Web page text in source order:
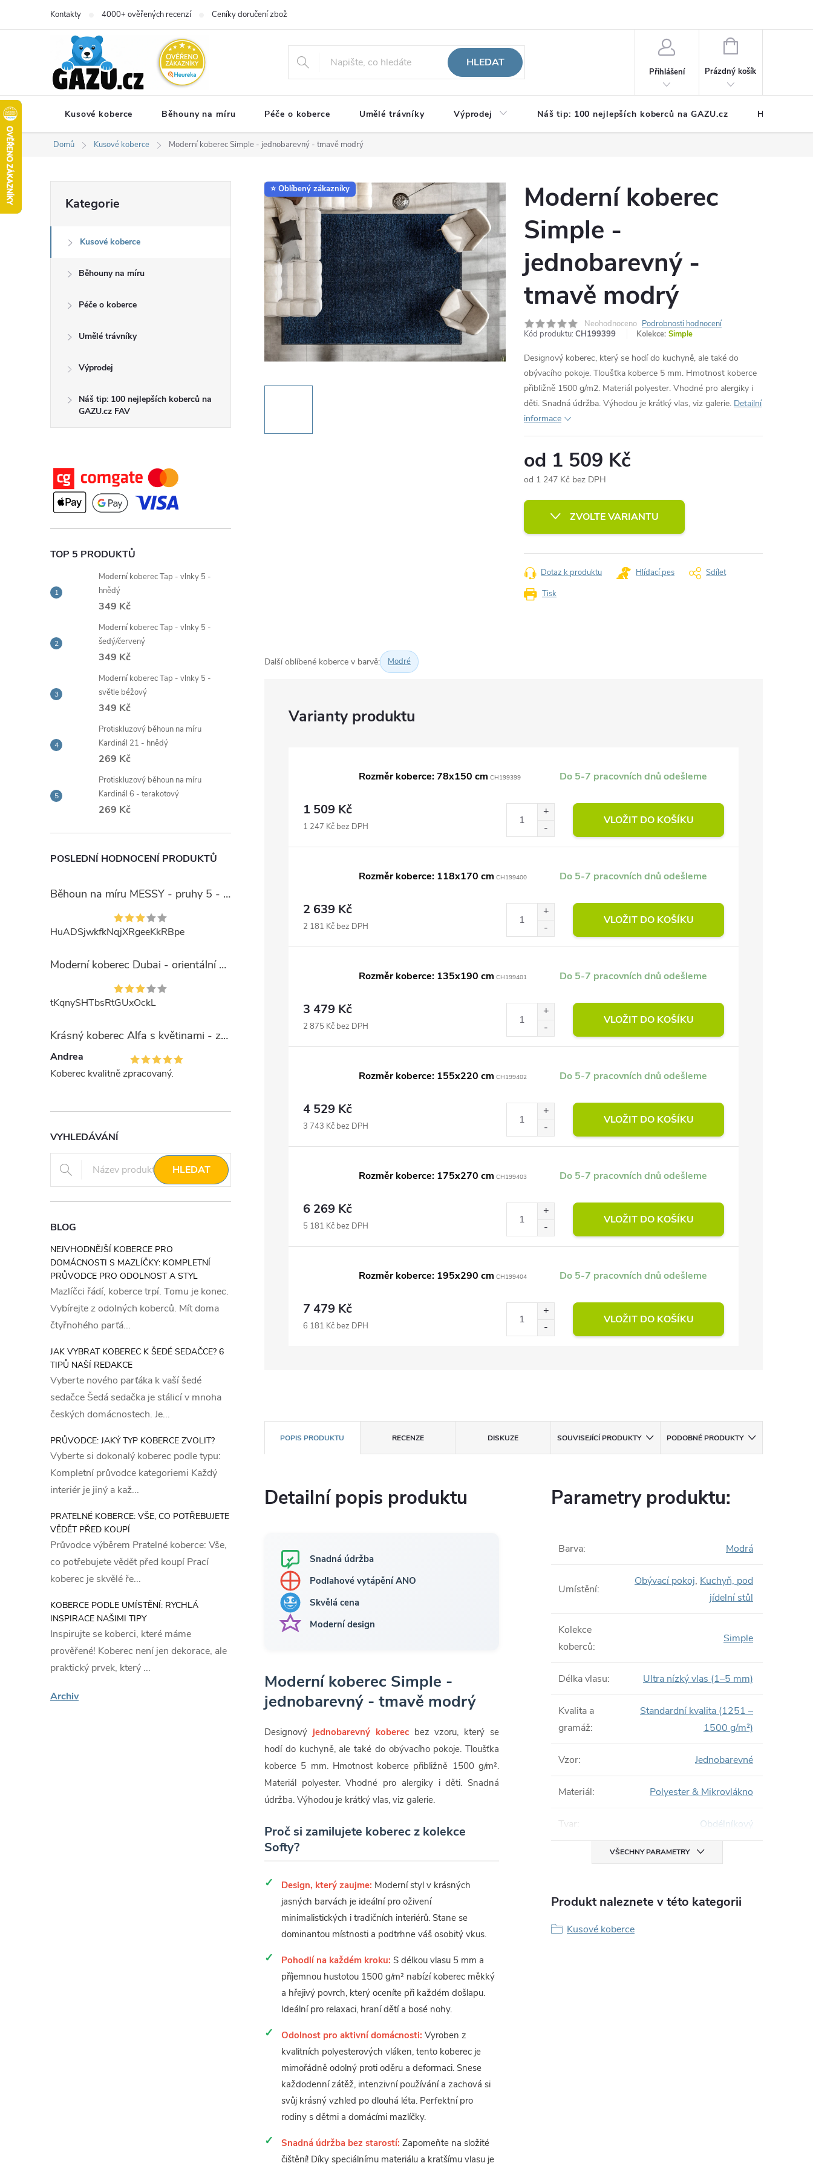
Kontakty 4000+ ověřených recenzí Ceníky doručení zboží
HLEDAT
Přihlášení
NÁKUPNÍ
Prázdný košík
Kusové koberce Běhouny na míru Péče o koberce Umělé trávníky Výprodej Náš tip: 100 nejlepších koberců na GAZU.cz Hodnocení
Domů Kusové koberce Moderní koberec Simple - jednobarevný - tmavě modrý
o
s
í
p
a
n
e
l
kategorie
Kategorie
Kusové koberce
Běhouny na míru
Péče o koberce
Umělé trávníky
Výprodej
Náš tip: 100 nejlepších koberců na
GAZU.cz FAV
TOP 5 PRODUKTŮ
Moderní koberec Tap - vlnky 5 -
hnědý
349 Kč
Moderní koberec Tap - vlnky 5 -
šedý/červený
349 Kč
Moderní koberec Tap - vlnky 5 -
světle béžový
349 Kč
Protiskluzový běhoun na míru
Kardinál 21 - hnědý
269 Kč
Protiskluzový běhoun na míru
Kardinál 6 - terakotový
269 Kč
POSLEDNÍ HODNOCENÍ PRODUKTŮ
Běhoun na míru MESSY - pruhy 5 - béžový
HuADSjwkfkNqjXRgeeKkRBpe
Moderní koberec Dubai - orientální 6 - červený
tKqnySHTbsRtGUxOckL
Krásný koberec Alfa s květinami - zelený
Andrea
Koberec kvalitně zpracovaný.
VYHLEDÁVÁNÍ
HLEDAT
BLOG
NEJVHODNĚJŠÍ KOBERCE PRO
DOMÁCNOSTI S MAZLÍČKY: KOMPLETNÍ
PRŮVODCE PRO ODOLNOST A STYL
Mazlíčci řádí, koberce trpí. Tomu je konec.
Vybírejte z odolných koberců. Mít doma
čtyřnohého parťá...
JAK VYBRAT KOBEREC K ŠEDÉ SEDAČCE? 6
TIPŮ NAŠÍ REDAKCE
Vyberte nového parťáka k vaší šedé
sedačce Šedá sedačka je stálicí v mnoha
českých domácnostech. Je...
PRŮVODCE: JAKÝ TYP KOBERCE ZVOLIT?
Vyberte si dokonalý koberec podle typu:
Kompletní průvodce kategoriemi Každý
interiér je jiný a kaž...
PRATELNÉ KOBERCE: VŠE, CO POTŘEBUJETE
VĚDĚT PŘED KOUPÍ
Průvodce výběrem Pratelné koberce: Vše,
co potřebujete vědět před koupí Prací
koberec je skvělé ře...
KOBERCE PODLE UMÍSTĚNÍ: RYCHLÁ
INSPIRACE NAŠIMI TIPY
Inspirujte se koberci, které máme
prověřené! Koberec není jen dekorace, ale
praktický prvek, který ...
Archiv
⭐ Oblíbený zákazníky
Moderní koberec
Simple -
jednobarevný -
tmavě modrý
Neohodnoceno Podrobnosti hodnocení
Kód produktu: CH199399 Kolekce: Simple
Designový koberec, který se hodí do kuchyně, ale také do
obývacího pokoje. Tloušťka koberce 5 mm. Hmotnost koberce
přibližně 1500 g/m2. Materiál polyester. Vhodné pro alergiky i
děti. Snadná údržba. Výhodou je krátký vlas, viz galerie. Detailní
informace
od 1 509 Kč
od 1 247 Kč bez DPH
cena:
ZVOLTE VARIANTU
Tisk
Dotaz k produktu Hlídací pes Sdílet
Další oblíbené koberce v barvě: Modré
Rozměr koberce: 78x150 cm CH199399 Do 5-7 pracovních dnů odešleme
1 509 Kč
1 247 Kč bez DPH VLOŽIT DO KOŠÍKU
Rozměr koberce: 118x170 cm CH199400 Do 5-7 pracovních dnů odešleme
2 639 Kč
2 181 Kč bez DPH VLOŽIT DO KOŠÍKU
Rozměr koberce: 135x190 cm CH199401 Do 5-7 pracovních dnů odešleme
3 479 Kč
2 875 Kč bez DPH VLOŽIT DO KOŠÍKU
Rozměr koberce: 155x220 cm CH199402 Do 5-7 pracovních dnů odešleme
4 529 Kč
3 743 Kč bez DPH VLOŽIT DO KOŠÍKU
Rozměr koberce: 175x270 cm CH199403 Do 5-7 pracovních dnů odešleme
6 269 Kč
5 181 Kč bez DPH VLOŽIT DO KOŠÍKU
Rozměr koberce: 195x290 cm CH199404 Do 5-7 pracovních dnů odešleme
7 479 Kč
6 181 Kč bez DPH VLOŽIT DO KOŠÍKU
POPIS PRODUKTU RECENZE DISKUZE SOUVISEJÍCÍ PRODUKTY PODOBNÉ PRODUKTY
Detailní popis produktu
Snadná údržba
Podlahové vytápění ANO
Skvělá cena
Moderní design
Moderní koberec Simple -
jednobarevný - tmavě modrý
Designový jednobarevný koberecbez vzoru, který se
hodí do kuchyně, ale také do obývacího pokoje. Tloušťka
koberce 5 mm. Hmotnost koberce přibližně 1500 g/m².
Materiál polyester. Vhodné pro alergiky i děti. Snadná
údržba. Výhodou je krátký vlas, viz galerie.
Proč si zamilujete koberec z kolekce
Softy?
Design, který zaujme: Moderní styl v krásných
jasných barvách je ideální pro oživení
minimalistických i tradičních interiérů. Stane se
dominantou místnosti a podtrhne váš osobitý vkus.
Pohodlí na každém kroku: S délkou vlasu 5 mm a
příjemnou hustotou 1500 g/m² nabízí koberec měkký
a hřejivý povrch, který oceníte při každém došlapu.
Ideální pro relaxaci, hraní dětí a bosé nohy.
Odolnost pro aktivní domácnosti: Vyroben z
kvalitních polyesterových vláken, tento koberec je
mimořádně odolný proti oděru a deformaci. Snese
každodenní zátěž, intenzivní používání a zachová si
svůj krásný vzhled po dlouhá léta. Perfektní pro
rodiny s dětmi a domácími mazlíčky.
Snadná údržba bez starostí: Zapomeňte na složité
čištění! Díky speciálnímu materiálu a kratšímu vlasu je
Parametry produktu:
Barva: Modrá
Umístění:
Obývací pokoj, Kuchyň, pod
jídelní stůl
Kolekce
koberců:
Simple
Délka vlasu: Ultra nízký vlas (1–5 mm)
Kvalita a
gramáž:
Standardní kvalita (1251 –
1500 g/m²)
Vzor: Jednobarevné
Materiál: Polyester & Mikrovlákno
Tvar: Obdélníkový
VŠECHNY PARAMETRY
Produkt naleznete v této kategorii
Kusové koberce